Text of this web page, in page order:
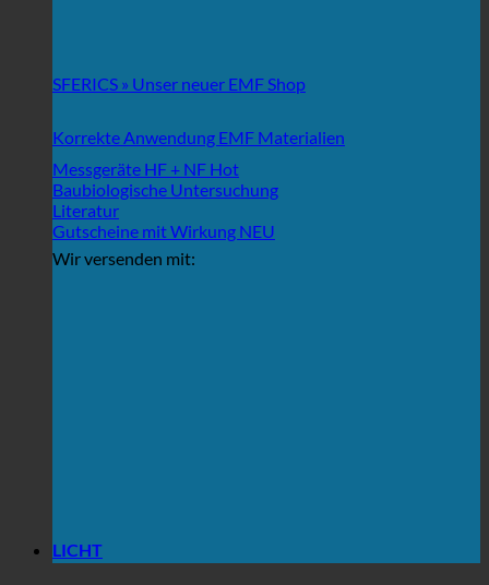
SFERICS » Unser neuer EMF Shop
Korrekte Anwendung EMF Materialien
Messgeräte HF + NF
Baubiologische Untersuchung
Literatur
Gutscheine mit Wirkung
Wir versenden mit:
LICHT